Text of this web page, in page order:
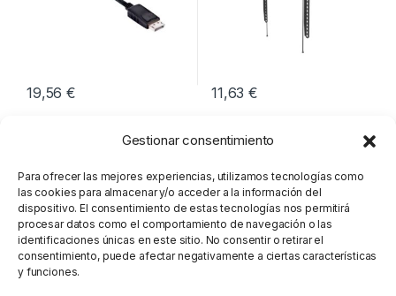
Gestionar consentimiento
Para ofrecer las mejores experiencias, utilizamos tecnologías como
las cookies para almacenar y/o acceder a la información del
dispositivo. El consentimiento de estas tecnologías nos permitirá
procesar datos como el comportamiento de navegación o las
identificaciones únicas en este sitio. No consentir o retirar el
consentimiento, puede afectar negativamente a ciertas características
y funciones.
19,56€ 11,63€